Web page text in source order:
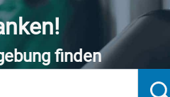
finden